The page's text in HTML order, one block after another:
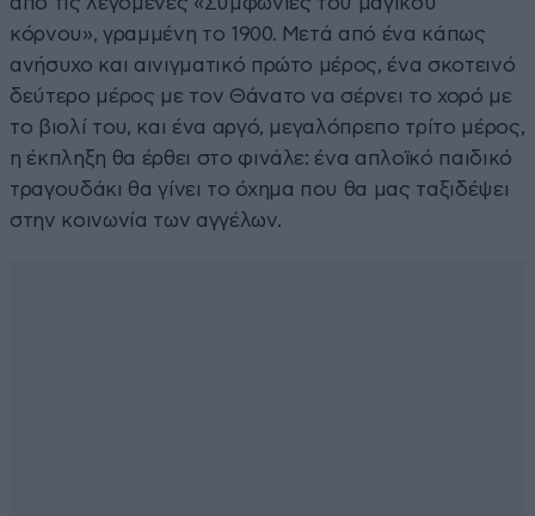
κόρνου», γραμμένη το 1900. Μετά από ένα κάπως
ανήσυχο και αινιγματικό πρώτο μέρος, ένα σκοτεινό
δεύτερο μέρος με τον Θάνατο να σέρνει το χορό με
το βιολί του, και ένα αργό, μεγαλόπρεπο τρίτο μέρος,
η έκπληξη θα έρθει στο φινάλε: ένα απλοϊκό παιδικό
τραγουδάκι θα γίνει το όχημα που θα μας ταξιδέψει
στην κοινωνία των αγγέλων.